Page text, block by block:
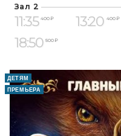
Зал 2
11:35 400 ₽ 13:20 400 ₽
18:50 500 ₽
ДЕТЯМ
ПРЕМЬЕРА